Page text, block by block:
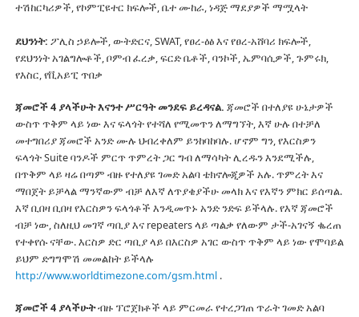
ተሽከርካሪዎች, የኮምፒዩተር ክፍሎች, ቤተ ሙከራ, ነዳጅ ማደያዎች ማሟላት
ደህንነት: ፖሊስ ኃይሎች, ውትድርና, SWAT, የፀረ-ዕፅ እና የፀረ-አሸባሪ ክፍሎች,
የደህንነት አገልግሎቶች, ቦምብ ፈረቃ, ፍርድ ቤቶች, ባንኮች, ኤምባሲዎች, ጉምሩክ,
የእስር, የቪአይፒ ጥበቃ
ጃመሮች 4 ያላችሁት እናንተ ሥርዓት መንደፍ ይረዳናል. ጃመሮች በተለያዩ ሁኔታዎች
ውስጥ ጥቅም ላይ ነው እና ፍላጎት የተሻለ የሚመጥን ለማግኘት, እኛ ሁሉ በተቻለ
መተግበሪያ ጃመሮች አንድ ሙሉ ህብረቀለም ይንከባከባሉ. ሆኖም ግን, የእርስዎን
ፍላጎት Suite ባንዶች ምርጥ ጥምረት ጋር ግብ ለማሳካት ሊረዱን እንደሚችሉ,
በጥቅም ላይ ዛሬ በጣም ብዙ የተለያዩ ገመድ አልባ ቴክኖሎጂዎች አሉ.ጥምረት እና
ማበጀት ይቻላል ማንኛውም ብቻ ለእኛ ለጥያቄያችሁ መላክ እና የእኛን ምክር ይሰጣል.
እኛ ቢበዛ ቢበዛ የእርስዎን ፍላጎቶች እንዲመጥኑ አንድ ንድፍ ይችላሉ.የእኛ ጃመሮች
ብቻ ነው, ስለዚህ መገኛ ጣቢያ እና repeaters ላይ ጣልቃ የለውም ታች-አገናኝ ቈረጠ
የተቀየሱ ናቸው.እርስዎ ድር ጣቢያ ላይ በእርስዎ አገር ውስጥ ጥቅም ላይ ነው የሞባይል
ይህም ድግግሞሽ መመልከት ይችላሉ
http://www.worldtimezone.com/gsm.html.
ጃመሮች 4 ያላችሁትብዙ ፕሮጀክቶች ላይ ምርመራ የተረጋገጠ ጥራት ገመድ አልባ